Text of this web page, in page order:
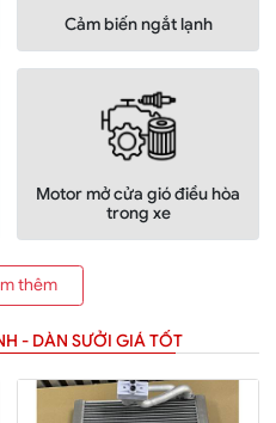
Cảm biến ngắt lạnh
Motor mở cửa gió điều hòa
trong xe
thêm
- DÀN SƯỞI GIÁ TỐT